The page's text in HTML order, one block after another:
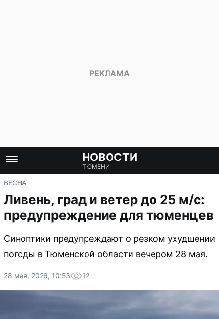
НОВОСТИ
ТЮМЕНИ
ВЕСНА
Ливень, град и ветер до 25 м/с:
предупреждение для тюменцев
Синоптики предупреждают о резком ухудшении
погоды в Тюменской области вечером 28 мая.
28 мая, 2026, 10:53 12